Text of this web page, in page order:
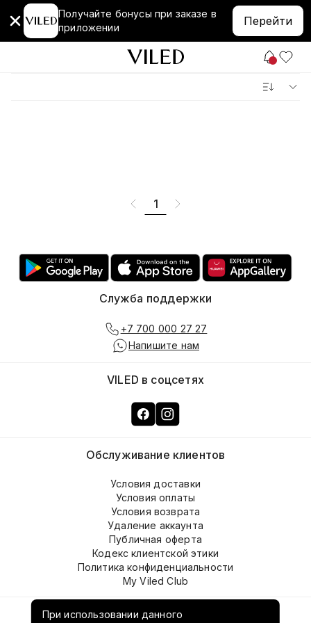
Получайте бонусы при заказе в
приложении
Перейти
1
При использовании данного
О компании
Обслуживание клиентов
Условия доставки
Условия оплаты
Условия возврата
Удаление аккаунта
Публичная оферта
Кодекс клиентской этики
Политика конфиденциальности
My Viled Club
VILED в соцсетях
Служба поддержки
+7 700 000 27 27
Напишите нам